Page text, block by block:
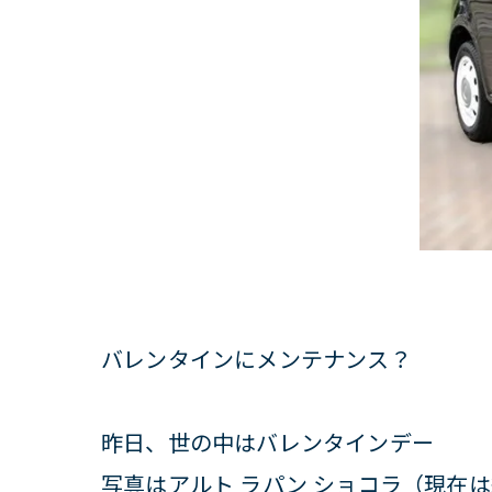
バレンタインにメンテナンス？
昨日、世の中はバレンタインデー
写真はアルト ラパン ショコラ（現在